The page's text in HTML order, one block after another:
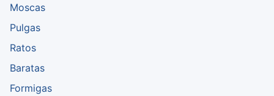
Moscas
Pulgas
Ratos
Baratas
Formigas